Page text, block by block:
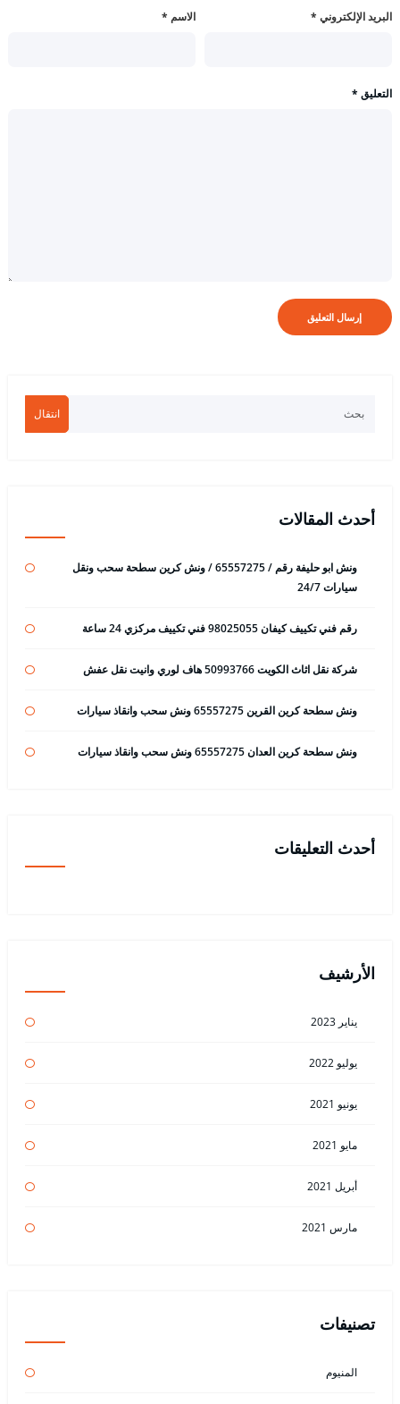
الاسم * البريد الإلكتروني *
التعليق *
انتقال
أحدث المقالات
ونش ابو حليفة رقم / 65557275 / ونش كرين سطحة سحب ونقل
سيارات 24/7
رقم فني تكييف كيفان 98025055 فني تكييف مركزي 24 ساعة
شركة نقل اثاث الكويت 50993766 هاف لوري وانيت نقل عفش
ونش سطحة كرين القرين 65557275 ونش سحب وانقاذ سيارات
ونش سطحة كرين العدان 65557275 ونش سحب وانقاذ سيارات
أحدث التعليقات
الأرشيف
يناير 2023
يوليو 2022
يونيو 2021
مايو 2021
أبريل 2021
مارس 2021
تصنيفات
المنيوم